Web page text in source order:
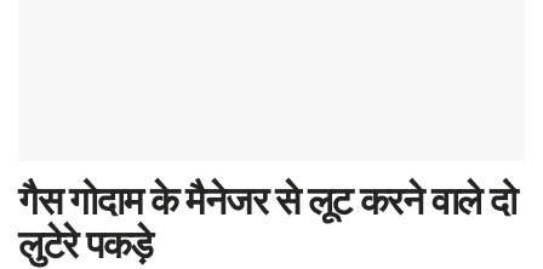
गैस गोदाम के मैनेजर से लूट करने वाले दो
लुटेरे पकड़े